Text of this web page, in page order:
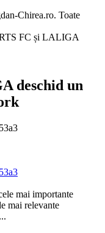
Chirea.ro. Toate
FC și LALIGA
deschid un
mai importante
mai relevante